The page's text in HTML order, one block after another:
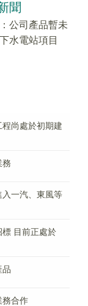
聞
公司產品暫未
水電站項目
尚處於初期建
務
一汽、東風等
標 目前正處於
品
務合作